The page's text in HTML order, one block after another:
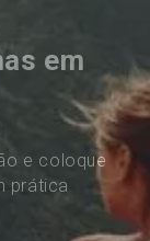
em
e coloque
prática